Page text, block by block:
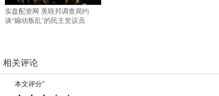
实盘配资网 美联邦调查局约
谈“煽动叛乱”的民主党议员
相关评论
本文评分*